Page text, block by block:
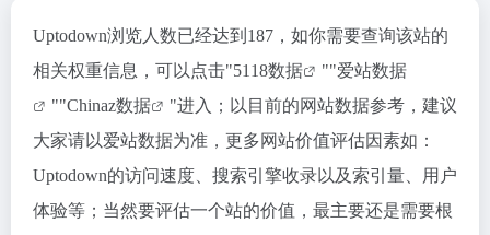
Uptodown浏览人数已经达到187，如你需要查询该站的
相关权重信息，可以点击"5118数据 ""爱站数据
""Chinaz数据
"进入；以目前的网站数据参考，建议
大家请以爱站数据为准，更多网站价值评估因素如：
Uptodown的访问速度、搜索引擎收录以及索引量、用户
体验等；当然要评估一个站的价值，最主要还是需要根